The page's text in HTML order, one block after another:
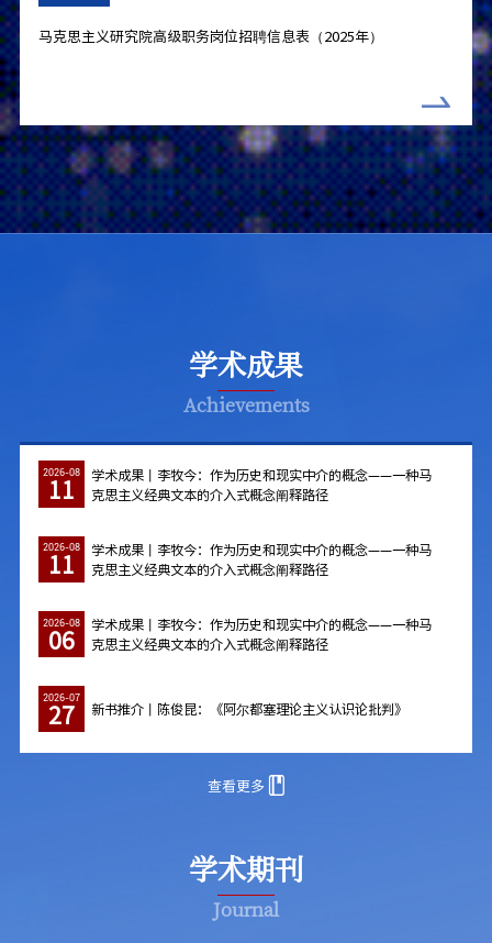
马克思主义研究院高级职务岗位招聘信息表（2025年）
学术成果
Achievements
查看更多
2026-08
11
学术成果丨李牧今：作为历史和现实中介的概念——一种马
克思主义经典文本的介入式概念阐释路径
2026-08
11
学术成果丨李牧今：作为历史和现实中介的概念——一种马
克思主义经典文本的介入式概念阐释路径
2026-08
06
学术成果丨李牧今：作为历史和现实中介的概念——一种马
克思主义经典文本的介入式概念阐释路径
2026-07
27 新书推介丨陈俊昆：《阿尔都塞理论主义认识论批判》
学术期刊
Journal